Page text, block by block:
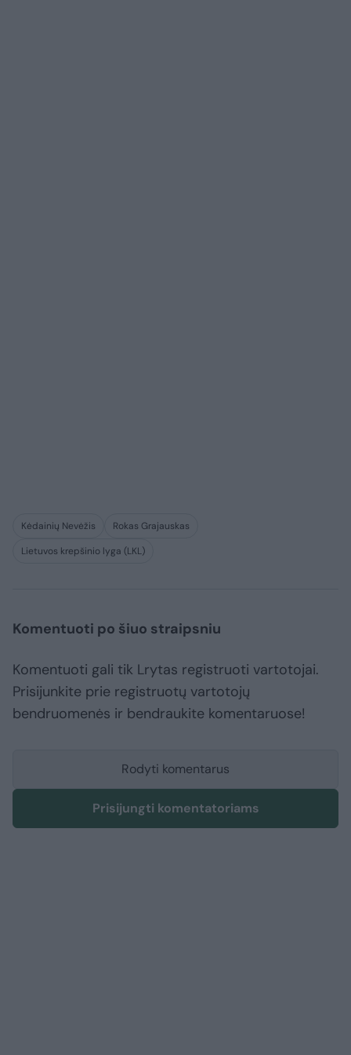
Kėdainių Nevėžis
Rokas Grajauskas
Lietuvos krepšinio lyga (LKL)
Komentuoti po šiuo straipsniu
Komentuoti gali tik Lrytas registruoti vartotojai.
Prisijunkite prie registruotų vartotojų
bendruomenės ir bendraukite komentaruose!
Rodyti komentarus
Prisijungti komentatoriams